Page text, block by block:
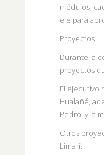
módulos,
eje para
Proyectos
Durante la
proyectos
El ejecutivo
Hualañé,
Pedro, y la
Otros
Limarí.